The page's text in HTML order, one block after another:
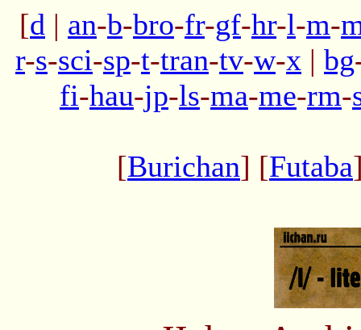
[d | an-b-bro-fr-gf-hr-l-m-
r-s-sci-sp-t-tran-tv-w-x | bg
fi-hau-jp-ls-ma-me-rm-
[Burichan] [Futaba